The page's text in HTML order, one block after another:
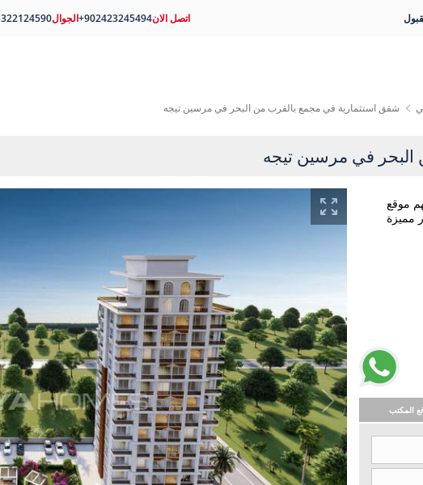
شقق استثمارية في مجمع بالقرب من البحر في مرسين تيجه
في مرسين تيجه
موقع
مميزة
المكتب
اتصل الان+902423245494الجوال